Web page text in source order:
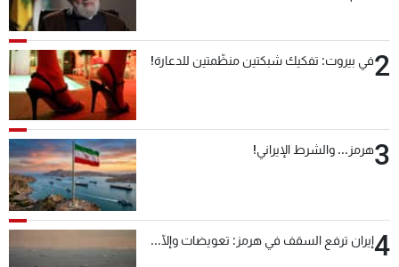
2في بيروت: تفكيك شبكتين منظّمتين للدعارة!
3هرمز... والشرط الإيراني!
4إيران ترفع السقف في هرمز: تعويضات وإلّا...